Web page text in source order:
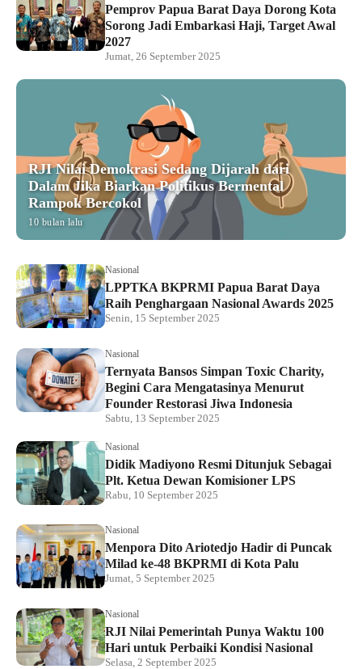
Pemprov Papua Barat Daya Dorong Kota
Sorong Jadi Embarkasi Haji, Target Awal
2027
Jumat, 26 September 2025
RJI Nilai Demokrasi Sedang Dijarah dari
Dalam Jika Biarkan Politikus Bermental
Rampok Bercokol
10 bulan lalu
Nasional
LPPTKA BKPRMI Papua Barat Daya
Raih Penghargaan Nasional Awards 2025
Senin, 15 September 2025
Nasional
Ternyata Bansos Simpan Toxic Charity,
Begini Cara Mengatasinya Menurut
Founder Restorasi Jiwa Indonesia
Sabtu, 13 September 2025
Nasional
Didik Madiyono Resmi Ditunjuk Sebagai
Plt. Ketua Dewan Komisioner LPS
Rabu, 10 September 2025
Nasional
Menpora Dito Ariotedjo Hadir di Puncak
Milad ke-48 BKPRMI di Kota Palu
Jumat, 5 September 2025
Nasional
RJI Nilai Pemerintah Punya Waktu 100
Hari untuk Perbaiki Kondisi Nasional
Selasa, 2 September 2025